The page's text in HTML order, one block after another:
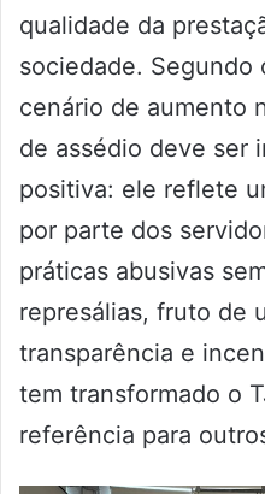
qualidade da
sociedade. Segundo
cenário de aumento
de assédio deve ser
positiva: ele reflete
por parte dos
práticas abusivas
represálias, fruto de
transparência e
tem transformado o
referência para